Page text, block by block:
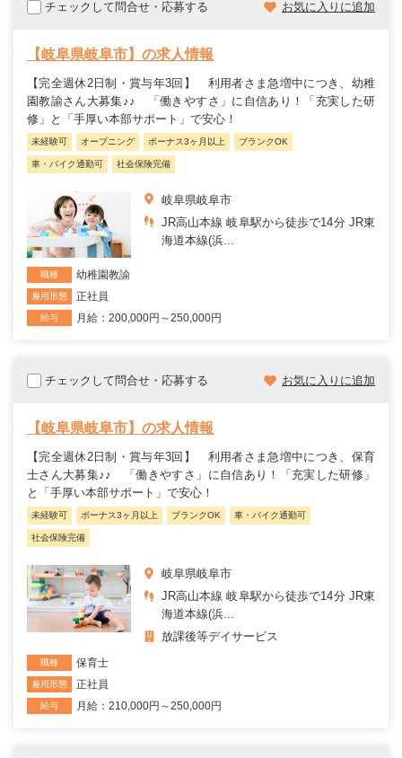
チェックして問合せ・応募する お気に入りに追加
【岐阜県岐阜市】の求人情報
【完全週休2日制・賞与年3回】 利用者さま急増中につき、幼稚
園教諭さん大募集♪♪ 「働きやすさ」に自信あり！「充実した研
修」と「手厚い本部サポート」で安心！
未経験可 オープニング ボーナス3ヶ月以上 ブランクOK
車・バイク通勤可 社会保険完備
岐阜県岐阜市
JR高山本線 岐阜駅から徒歩で14分 JR東
海道本線(浜...
職種 幼稚園教諭
雇用形態 正社員
給与 月給：200,000円～250,000円
チェックして問合せ・応募する お気に入りに追加
【岐阜県岐阜市】の求人情報
【完全週休2日制・賞与年3回】 利用者さま急増中につき、保育
士さん大募集♪♪ 「働きやすさ」に自信あり！「充実した研修」
と「手厚い本部サポート」で安心！
未経験可 ボーナス3ヶ月以上 ブランクOK 車・バイク通勤可
社会保険完備
岐阜県岐阜市
JR高山本線 岐阜駅から徒歩で14分 JR東
海道本線(浜...
放課後等デイサービス
職種 保育士
雇用形態 正社員
給与 月給：210,000円～250,000円